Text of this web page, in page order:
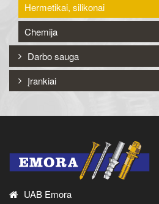
Hermetikai, silikonai
Chemija
Darbo sauga
Įrankiai
UAB Emora